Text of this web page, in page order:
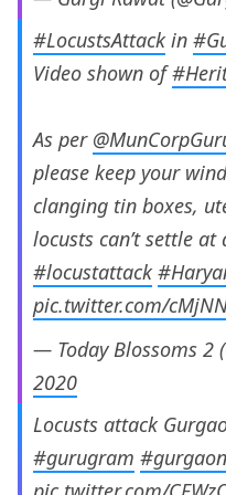
#LocustsAttack in
Video shown of
As per
please keep your
clanging tin boxes,
locusts can’t settle at
#locustattack
pic.twitter.com/
— Today Blossoms 2
2020
Locusts attack
#gurugram #gurgaon